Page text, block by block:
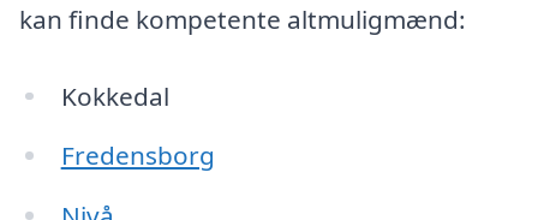
kan finde kompetente altmuligmænd:
Kokkedal
Fredensborg